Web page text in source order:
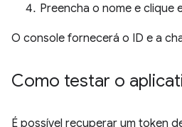
Preencha o nome e clique
O console fornecerá o ID e a
Como testar o
É possível recuperar um token